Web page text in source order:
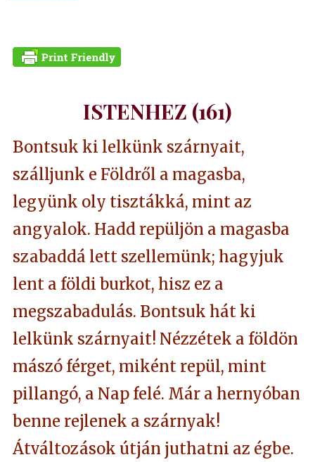
ISTENHEZ (161)
Bontsuk ki lelkünk szárnyait,
szálljunk e Földről a magasba,
legyünk oly tisztákká, mint az
angyalok. Hadd repüljön a magasba
szabaddá lett szellemünk; hagyjuk
lent a földi burkot, hisz ez a
megszabadulás. Bontsuk hát ki
lelkünk szárnyait! Nézzétek a földön
mászó férget, miként repül, mint
pillangó, a Nap felé. Már a hernyóban
benne rejlenek a szárnyak!
Átváltozások útján juthatni az égbe.